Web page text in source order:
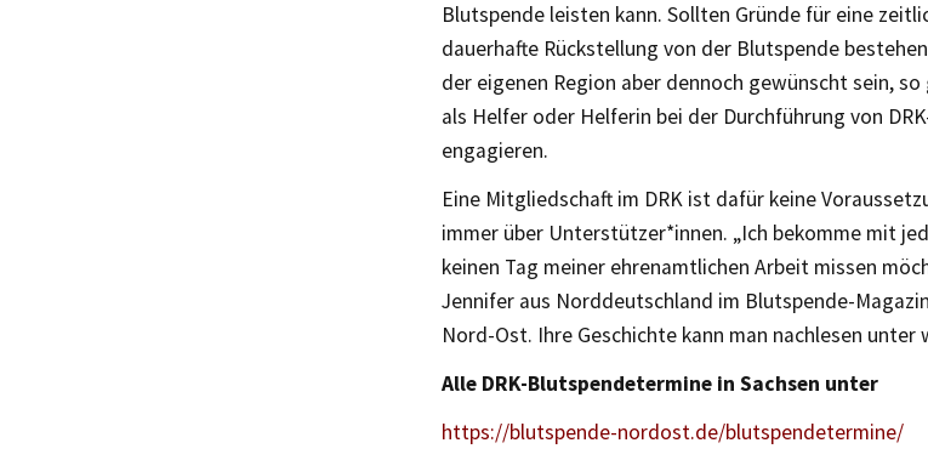
Blutspende leisten kann. Sollten Gründe für eine
dauerhafte Rückstellung von der Blutspende
der eigenen Region aber dennoch gewünscht sein,
als Helfer oder Helferin bei der Durchführung von
engagieren.
Eine Mitgliedschaft im DRK ist dafür keine
immer über Unterstützer*innen. „Ich bekomme mit
keinen Tag meiner ehrenamtlichen Arbeit missen
Jennifer aus Norddeutschland im Blutspende-
Nord-Ost. Ihre Geschichte kann man nachlesen
Alle DRK-Blutspendetermine in Sachsen unter
https://blutspende-nordost.de/blutspendetermine/